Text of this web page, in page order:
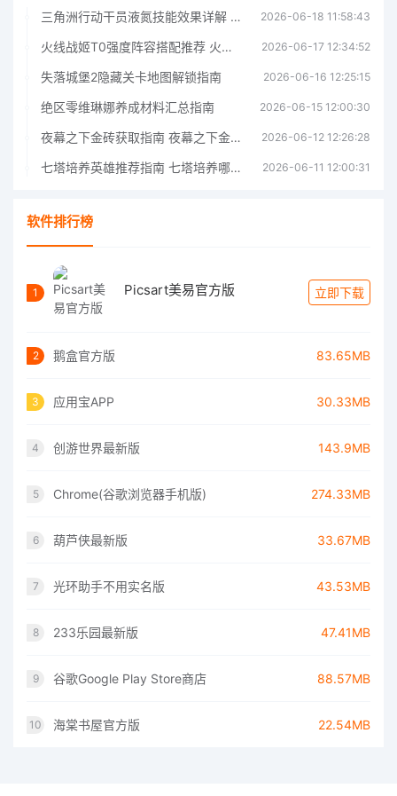
三角洲行动干员液氮技能效果详解 三角洲行动干员液氮技能介绍 2026-06-18 11:58:43
火线战姬T0强度阵容搭配推荐 火线战姬T0强度阵容哪个好 2026-06-17 12:34:52
失落城堡2隐藏关卡地图解锁指南 2026-06-16 12:25:15
绝区零维琳娜养成材料汇总指南 2026-06-15 12:00:30
夜幕之下金砖获取指南 夜幕之下金砖获取方法 2026-06-12 12:26:28
七塔培养英雄推荐指南 七塔培养哪个英雄好 2026-06-11 12:00:31
软件排行榜
1 Picsart美易官方版 立即下载
2 鹅盒官方版 83.65MB
3 应用宝APP 30.33MB
4 创游世界最新版 143.9MB
5 Chrome(谷歌浏览器手机版) 274.33MB
6 葫芦侠最新版 33.67MB
7 光环助手不用实名版 43.53MB
8 233乐园最新版 47.41MB
9 谷歌Google Play Store商店 88.57MB
10 海棠书屋官方版 22.54MB